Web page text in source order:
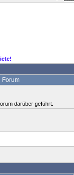
Forum
darüber geführt.